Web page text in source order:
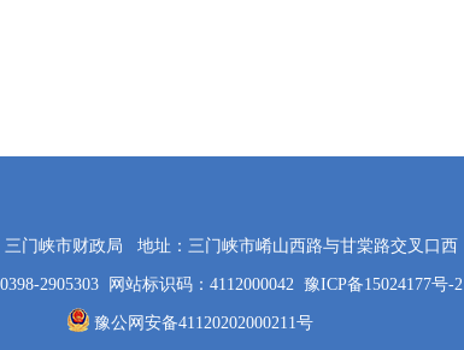
三门峡市财政局 地址：三门峡市崤山西路与甘棠路交叉口西
2905303 网站标识码：4112000042 豫ICP备15024177号-2
豫公网安备41120202000211号